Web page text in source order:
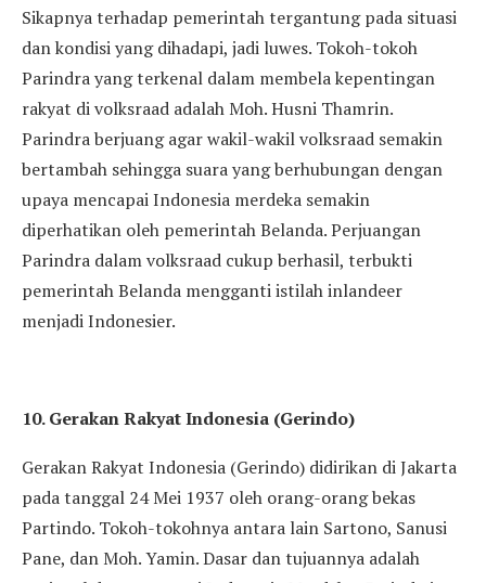
Sikapnya terhadap pemerintah tergantung pada situasi
dan kondisi yang dihadapi, jadi luwes. Tokoh-tokoh
Parindra yang terkenal dalam membela kepentingan
rakyat di volksraad adalah Moh. Husni Thamrin.
Parindra berjuang agar wakil-wakil volksraad semakin
bertambah sehingga suara yang berhubungan dengan
upaya mencapai Indonesia merdeka semakin
diperhatikan oleh pemerintah Belanda. Perjuangan
Parindra dalam volksraad cukup berhasil, terbukti
pemerintah Belanda mengganti istilah inlandeer
menjadi Indonesier.
10. Gerakan Rakyat Indonesia (Gerindo)
Gerakan Rakyat Indonesia (Gerindo) didirikan di Jakarta
pada tanggal 24 Mei 1937 oleh orang-orang bekas
Partindo. Tokoh-tokohnya antara lain Sartono, Sanusi
Pane, dan Moh. Yamin. Dasar dan tujuannya adalah